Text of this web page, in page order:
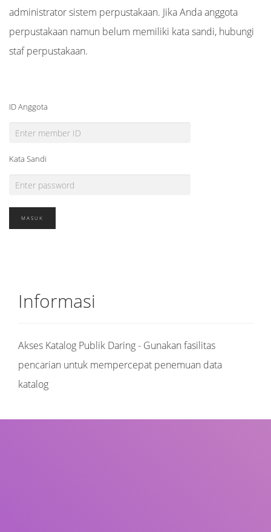
administrator sistem perpustakaan. Jika Anda anggota
perpustakaan namun belum memiliki kata sandi, hubungi
staf perpustakaan.
ID Anggota
Kata Sandi
Informasi
Akses Katalog Publik Daring - Gunakan fasilitas
pencarian untuk mempercepat penemuan data
katalog